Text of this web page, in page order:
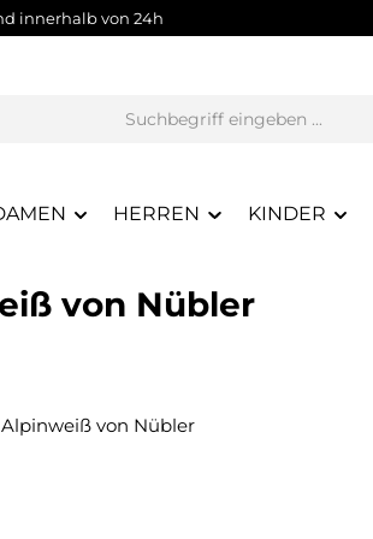
innerhalb von 24h
HERREN KINDER
von Nübler